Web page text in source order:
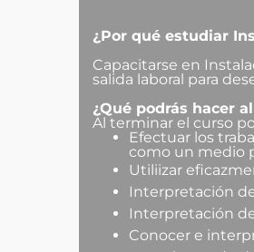
¿Por qué estudiar
Capacitarse en
salida laboral para
¿Qué podrás hacer
Al terminar el curso
Efectuar los
como un medio
Utiliizar
Interpretación
Interpretación
Conocer e